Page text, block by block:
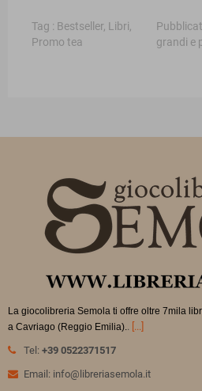
Tag : Bestseller Libri
Promo tea
grandi e
La giocolibreria Semola ti offre oltre 7mila
a Cavriago (Reggio Emilia).. [...]
Tel: +39 0522371517
Email: info@libreriasemola.it